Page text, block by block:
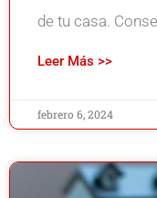
de tu casa.
Leer Más >>
febrero 6, 2024